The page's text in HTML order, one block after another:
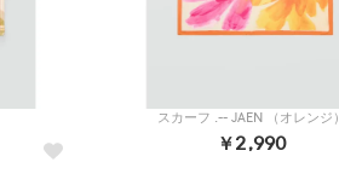
スカーフ .-- JAEN （オレンジ）
￥2,990